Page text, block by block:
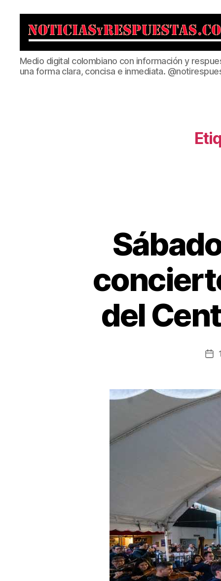
Noticias
y
Respuestas
Medio digital colombiano con información y
una forma clara, concisa e inmediata.
del